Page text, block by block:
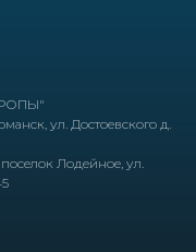
ул. Достоевского д.
Лодейное, ул.